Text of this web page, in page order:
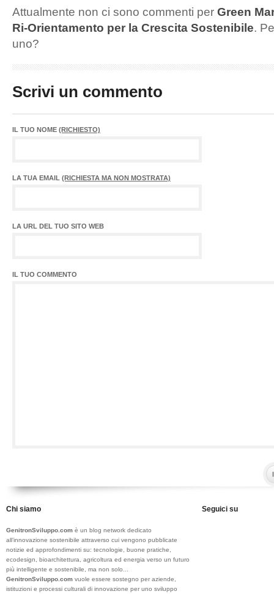
Attualmente non ci sono commenti per Green
Ri-Orientamento per la Crescita Sostenibile.
uno?
Scrivi un commento
IL TUO NOME (RICHIESTO)
LA TUA EMAIL (RICHIESTA MA NON MOSTRATA)
LA URL DEL TUO SITO WEB
IL TUO COMMENTO
Chi siamo
GenitronSviluppo.com è un blog network dedicato
all’innovazione sostenibile attraverso cui vengono pubblicate
notizie ed approfondimenti su: tecnologie, buone pratiche,
ecodesign, bioarchitettura, agricoltura ed energia verso un futuro
più intelligente e sostenibile, ma non solo...
GenitronSviluppo.com vuole essere sostegno per aziende,
istituzioni e processi culturali di innovazione per uno sviluppo
Seguici su